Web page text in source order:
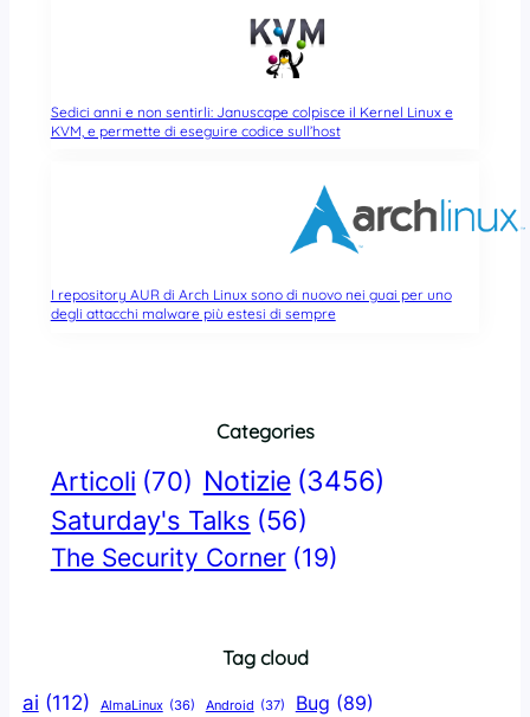
Sedici anni e non sentirli: Januscape colpisce il Kernel Linux e
KVM, e permette di eseguire codice sull’host
I repository AUR di Arch Linux sono di nuovo nei guai per uno
degli attacchi malware più estesi di sempre
Categories
Articoli (70) Notizie (3456)
Saturday's Talks (56)
The Security Corner (19)
Tag cloud
ai (112) AlmaLinux (36) Android (37) Bug (89)